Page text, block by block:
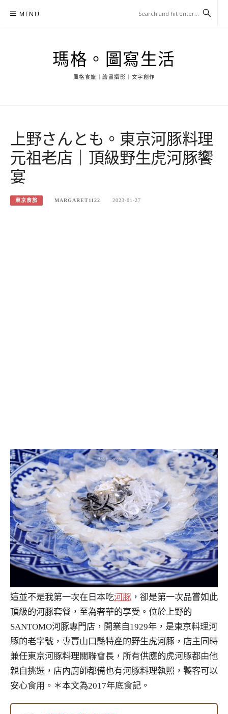
MENU
瑪格。圖寫生活
風格食旅｜繪畫攝影｜文字創作
上野さんとも。東京河豚料理
元祖老店｜頂級野生虎河豚饗
宴
東京食旅 MARGARET1122 2023-01-27
這並不是我第一次在日本吃河豚 ，卻是第一次品嘗如此
頂級的河豚套餐，至為奢華的享受。位於上野的
SANTOMO河豚專門店，開業自1929年，是東京料理河
豚的老字號，專賣山口縣特產的野生虎河豚，店主同時
兼任東京河豚料理關聯會長，所有供應的虎河豚都由他
親自挑選，店內廚師都備也有河豚料理執照，饕客可以
安心食用。＊本文為2017年底食記。